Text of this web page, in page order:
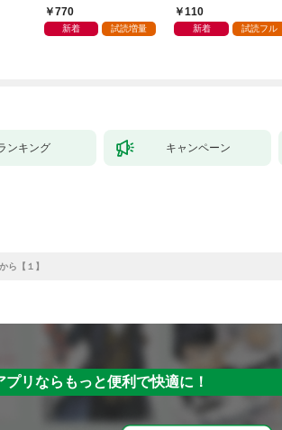
ん１770
新着 試読増量
騎士から一途に愛され
る【１】
110
新着 試読フル
ンキング キャンペーン
ら【１】
プリならもっと便利で快適に！